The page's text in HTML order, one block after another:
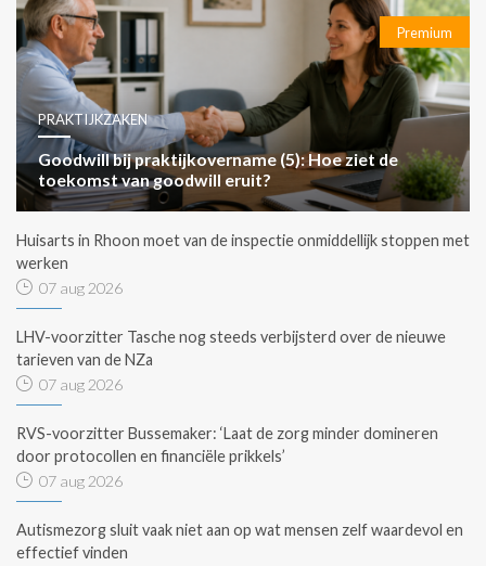
Premium
PRAKTIJKZAKEN
Goodwill bij praktijkovername (5): Hoe ziet de
toekomst van goodwill eruit?
Huisarts in Rhoon moet van de inspectie onmiddellijk stoppen met
werken
07 aug 2026
LHV-voorzitter Tasche nog steeds verbijsterd over de nieuwe
tarieven van de NZa
07 aug 2026
RVS-voorzitter Bussemaker: ‘Laat de zorg minder domineren
door protocollen en financiële prikkels’
07 aug 2026
Autismezorg sluit vaak niet aan op wat mensen zelf waardevol en
effectief vinden